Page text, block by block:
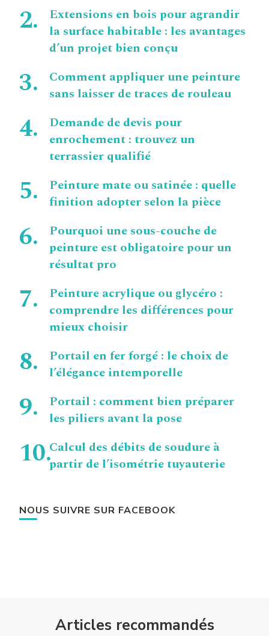
Extensions en bois pour agrandir
la surface habitable : les avantages
d’un projet bien conçu
Comment appliquer une peinture
sans laisser de traces de rouleau
Demande de devis pour
enrochement : trouvez un
terrassier qualifié
Peinture mate ou satinée : quelle
finition adopter selon la pièce
Pourquoi une sous-couche de
peinture est obligatoire pour un
résultat pro
Peinture acrylique ou glycéro :
comprendre les différences pour
mieux choisir
Portail en fer forgé : le choix de
l’élégance intemporelle
Portail : comment bien préparer
les piliers avant la pose
Calcul des débits de soudure à
partir de l’isométrie tuyauterie
NOUS SUIVRE SUR FACEBOOK
Articles recommandés